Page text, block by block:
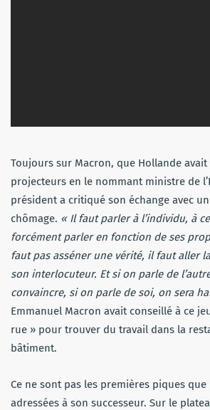
Toujours sur Macron, que Hollande avait
projecteurs en le nommant ministre de
président a critiqué son échange avec
chômage. « Il faut parler à l’individu, à
forcément parler en fonction de ses
faut pas asséner une vérité, il faut aller
son interlocuteur. Et si on parle de
convaincre, si on parle de soi, on sera
Emmanuel Macron avait conseillé à ce
rue » pour trouver du travail dans la
bâtiment.
Ce ne sont pas les premières piques que
adressées à son successeur. Sur le